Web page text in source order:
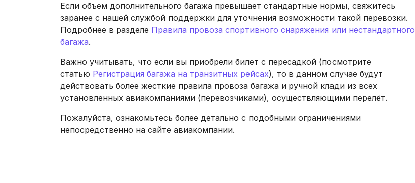
Если объем дополнительного багажа превышает стандартные нормы, свяжитесь
заранее с нашей службой поддержки для уточнения возможности такой перевозки.
Подробнее в разделе Правила провоза спортивного снаряжения или нестандартного
багажа.
Важно учитывать, что если вы приобрели билет с пересадкой (посмотрите
статью Регистрация багажа на транзитных рейсах), то в данном случае будут
действовать более жесткие правила провоза багажа и ручной клади из всех
установленных авиакомпаниями (перевозчиками), осуществляющими перелёт.
Пожалуйста, ознакомьтесь более детально с подобными ограничениями
непосредственно на сайте авиакомпании.